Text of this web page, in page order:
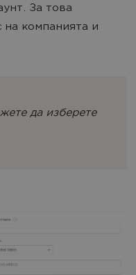
За това
компанията и
да изберете